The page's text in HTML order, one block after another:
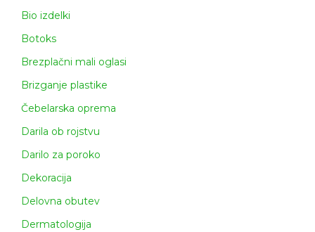
Bio izdelki
Botoks
Brezplačni mali oglasi
Brizganje plastike
Čebelarska oprema
Darila ob rojstvu
Darilo za poroko
Dekoracija
Delovna obutev
Dermatologija